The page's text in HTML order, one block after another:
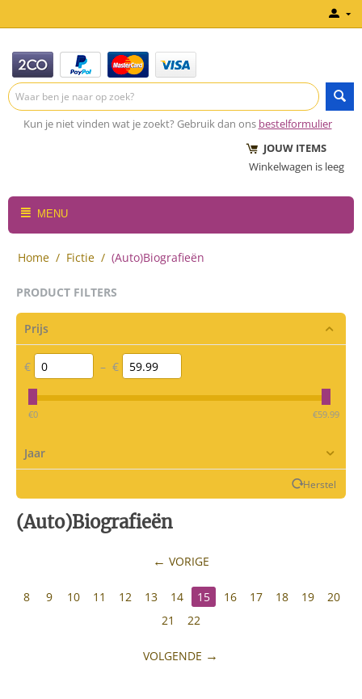
Kun je niet vinden wat je zoekt? Gebruik dan ons bestelformulier
JOUW ITEMS
Winkelwagen is leeg
MENU
Home / Fictie / (Auto)Biografieën
PRODUCT FILTERS
Prijs
€ – €
‎€0 ‎€59.99
Jaar
Herstel
(Auto)Biografieën
VORIGE
8 9 10 11 12 13 14 15 16 17 18 19
20
21
22
VOLGENDE